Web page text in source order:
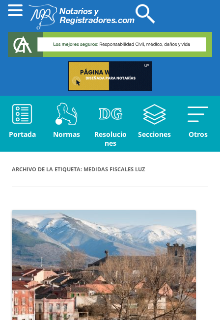
Portada Normas
Resolucio
nes
Secciones Otros
ARCHIVO DE LA ETIQUETA: MEDIDAS FISCALES LUZ